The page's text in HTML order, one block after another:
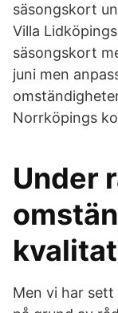
säsongskort
Villa
säsongskort
juni men
Norrköpings
Under
Men vi har